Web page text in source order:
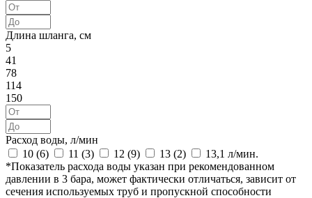
Длина шланга, см
5
41
78
114
150
Расход воды, л/мин
10 (6) 11 (3) 12 (9) 13 (2)
13,1 л/мин.
*Показатель расхода воды указан при рекомендованном
давлении в 3 бара, может фактически отличаться, зависит от
сечения используемых труб и пропускной способности